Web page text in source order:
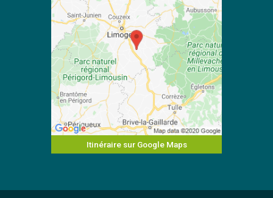
Itinéraire sur Google Maps